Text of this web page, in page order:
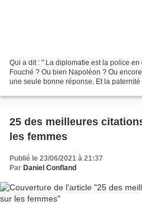
Qui a dit : " La diplomatie est la police
Fouché ? Ou bien Napoléon ? Ou
une seule bonne réponse. Et la paternité
25 des meilleures
les femmes
Publié le 23/06/2021 à 21:37
Par Daniel Confland